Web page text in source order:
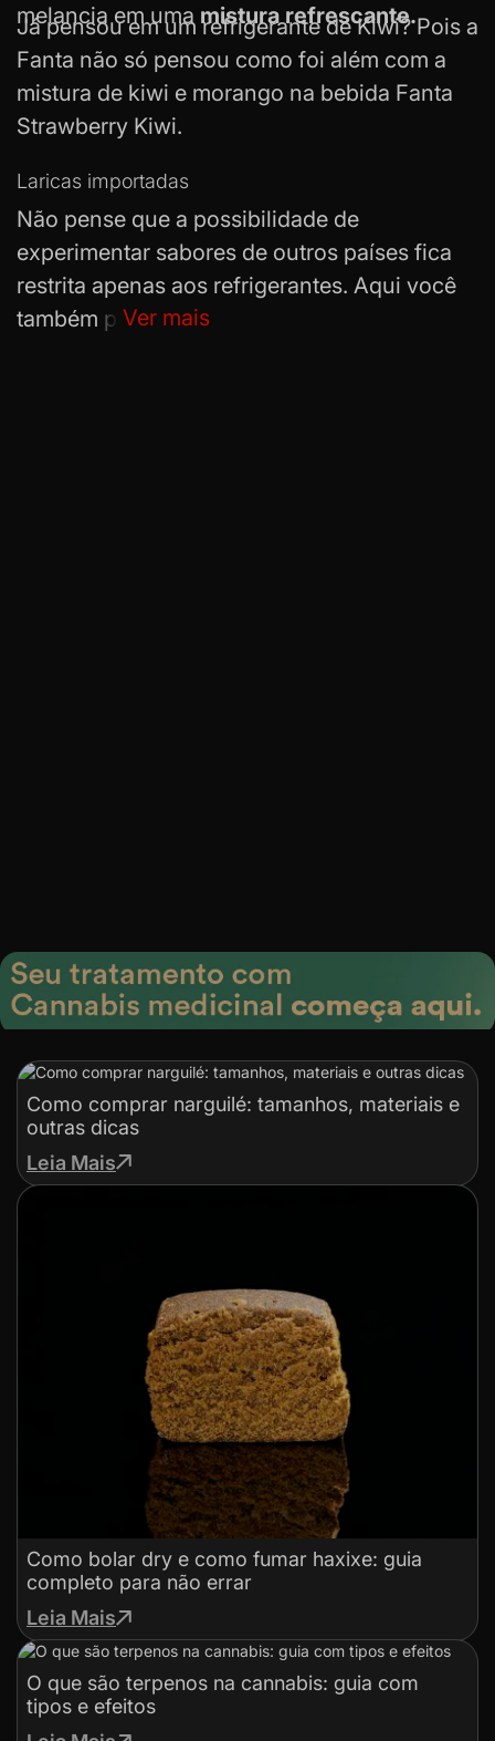
melancia em uma mistura refrescante.
Já pensou em um refrigerante de Kiwi? Pois a
Fanta não só pensou como foi além com a
mistura de kiwi e morango na bebida Fanta
Strawberry Kiwi.
Laricas importadas
Não pense que a possibilidade de
experimentar sabores de outros países fica
restrita apenas aos refrigerantes. Aqui você
também pode conferir a categoria de
Ver mais
Como comprar narguilé: tamanhos, materiais e
outras dicas
Leia Mais
Como bolar dry e como fumar haxixe: guia
completo para não errar
Leia Mais
O que são terpenos na cannabis: guia com
tipos e efeitos